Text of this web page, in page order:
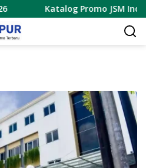
Katalog Promo JSM